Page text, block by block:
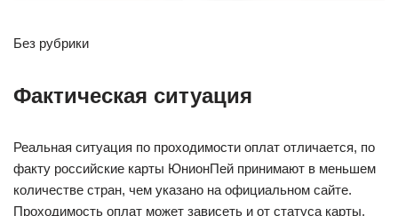
Без рубрики
Фактическая ситуация
Реальная ситуация по проходимости оплат отличается, по
факту российские карты ЮнионПей принимают в меньшем
количестве стран, чем указано на официальном сайте.
Проходимость оплат может зависеть и от статуса карты.